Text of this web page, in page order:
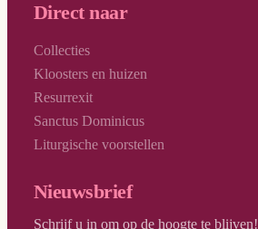
Direct naar
Collecties
Kloosters en huizen
Resurrexit
Sanctus Dominicus
Liturgische voorstellen
Nieuwsbrief
Schrijf u in om op de hoogte te blijven!